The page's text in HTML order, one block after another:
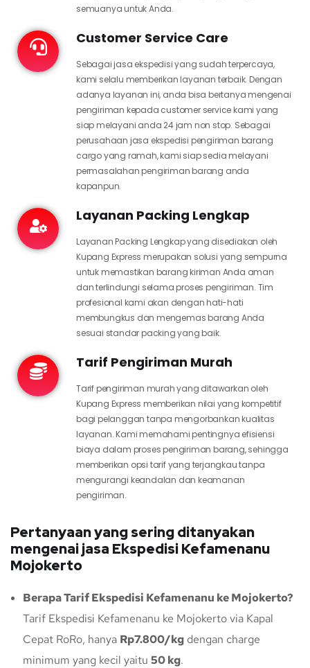
semuanya untuk Anda.
Customer Service Care
Sebagai jasa ekspedisi yang sudah terpercaya,
kami selalu memberikan layanan terbaik. Dengan
adanya layanan ini, anda bisa bertanya mengenai
pengiriman kepada customer service kami yang
siap melayani anda 24 jam non stop. Sebagai
perusahaan jasa ekspedisi pengiriman barang
cargo yang ramah, kami siap sedia melayani
permasalahan pengiriman barang anda
kapanpun.
Layanan Packing Lengkap
Layanan Packing Lengkap yang disediakan oleh
Kupang Express merupakan solusi yang sempurna
untuk memastikan barang kiriman Anda aman
dan terlindungi selama proses pengiriman. Tim
profesional kami akan dengan hati-hati
membungkus dan mengemas barang Anda
sesuai standar packing yang baik.
Tarif Pengiriman Murah
Tarif pengiriman murah yang ditawarkan oleh
Kupang Express memberikan nilai yang kompetitif
bagi pelanggan tanpa mengorbankan kualitas
layanan. Kami memahami pentingnya efisiensi
biaya dalam proses pengiriman barang, sehingga
memberikan opsi tarif yang terjangkau tanpa
mengurangi keandalan dan keamanan
pengiriman.
Pertanyaan yang sering ditanyakan
mengenai jasa Ekspedisi Kefamenanu
Mojokerto
Berapa Tarif Ekspedisi Kefamenanu ke Mojokerto?
Tarif Ekspedisi Kefamenanu ke Mojokerto via Kapal
Cepat RoRo, hanya Rp7.800/kg dengan charge
minimum yang kecil yaitu 50 kg.